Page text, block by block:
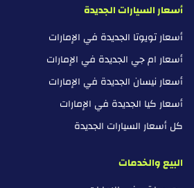
أسعار السيارات الجديدة
أسعار تويوتا الجديدة في الإمارات
أسعار ام جي الجديدة في الإمارات
أسعار نيسان الجديدة في الإمارات
أسعار كيا الجديدة في الإمارات
كل أسعار السيارات الجديدة
البيع والخدمات